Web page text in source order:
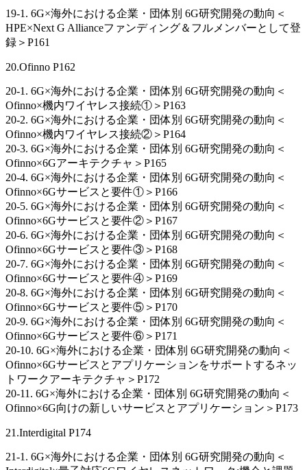
19-1. 6G×海外における企業・団体別 6G研究開発の動向＜
HPE×Next G Allianceファンディング＆フルメンバーとして登
録＞P161
20.Ofinno P162
20-1. 6G×海外における企業・団体別 6G研究開発の動向＜
Ofinno×機内ワイヤレス接続①＞P163
20-2. 6G×海外における企業・団体別 6G研究開発の動向＜
Ofinno×機内ワイヤレス接続②＞P164
20-3. 6G×海外における企業・団体別 6G研究開発の動向＜
Ofinno×6Gアーキテクチャ＞P165
20-4. 6G×海外における企業・団体別 6G研究開発の動向＜
Ofinno×6Gサービスと要件①＞P166
20-5. 6G×海外における企業・団体別 6G研究開発の動向＜
Ofinno×6Gサービスと要件②＞P167
20-6. 6G×海外における企業・団体別 6G研究開発の動向＜
Ofinno×6Gサービスと要件③＞P168
20-7. 6G×海外における企業・団体別 6G研究開発の動向＜
Ofinno×6Gサービスと要件④＞P169
20-8. 6G×海外における企業・団体別 6G研究開発の動向＜
Ofinno×6Gサービスと要件⑤＞P170
20-9. 6G×海外における企業・団体別 6G研究開発の動向＜
Ofinno×6Gサービスと要件⑥＞P171
20-10. 6G×海外における企業・団体別 6G研究開発の動向＜
Ofinno×6Gサービスとアプリケーションをサポートするネッ
トワークアーキテクチャ＞P172
20-11. 6G×海外における企業・団体別 6G研究開発の動向＜
Ofinno×6G向けの新しいサービスとアプリケーション＞P173
21.Interdigital P174
21-1. 6G×海外における企業・団体別 6G研究開発の動向＜